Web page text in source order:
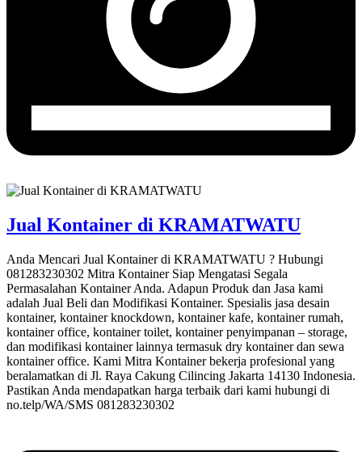
Jual Kontainer di KRAMATWATU
Anda Mencari Jual Kontainer di KRAMATWATU ? Hubungi
081283230302 Mitra Kontainer Siap Mengatasi Segala
Permasalahan Kontainer Anda. Adapun Produk dan Jasa kami
adalah Jual Beli dan Modifikasi Kontainer. Spesialis jasa desain
kontainer, kontainer knockdown, kontainer kafe, kontainer rumah,
kontainer office, kontainer toilet, kontainer penyimpanan – storage,
dan modifikasi kontainer lainnya termasuk dry kontainer dan sewa
kontainer office. Kami Mitra Kontainer bekerja profesional yang
beralamatkan di Jl. Raya Cakung Cilincing Jakarta 14130 Indonesia.
Pastikan Anda mendapatkan harga terbaik dari kami hubungi di
no.telp/WA/SMS 081283230302